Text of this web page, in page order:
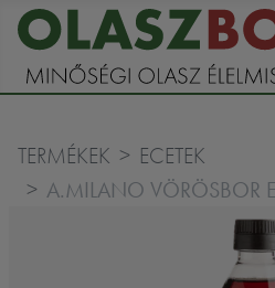
TERMÉKEK ECETEK
A.MILANO VÖRÖSBOR